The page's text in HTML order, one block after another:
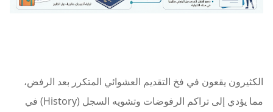
الكثيرون يقعون في فخ التقديم العشوائي المتكرر بعد الرفض،
مما يؤدي إلى تراكم الرفوضات وتشويه السجل (History) في